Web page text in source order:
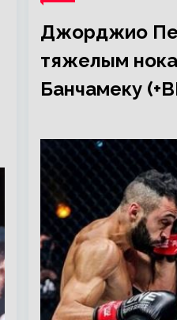
Джорджио
тяжелым
Банчамеку